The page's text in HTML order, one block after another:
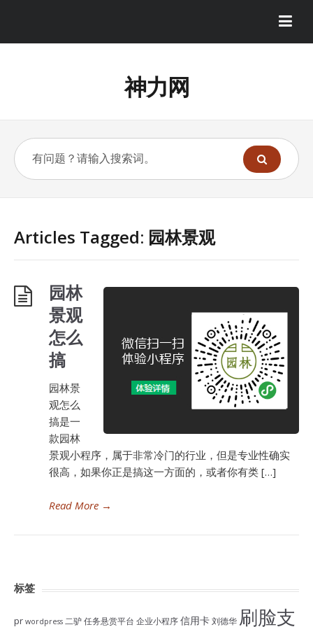
神力网
Articles Tagged: 园林景观
园林
景观
怎么
搞
园林景
观怎么
搞是一
款园林
景观小程序，属于非常冷门的行业，但是专业性确实
很高，如果你正是搞这一方面的，或者你有类 […]
Read More →
标签
pr wordpress 二驴任务悬赏平台 企业小程序信用卡刘德华 刷脸支